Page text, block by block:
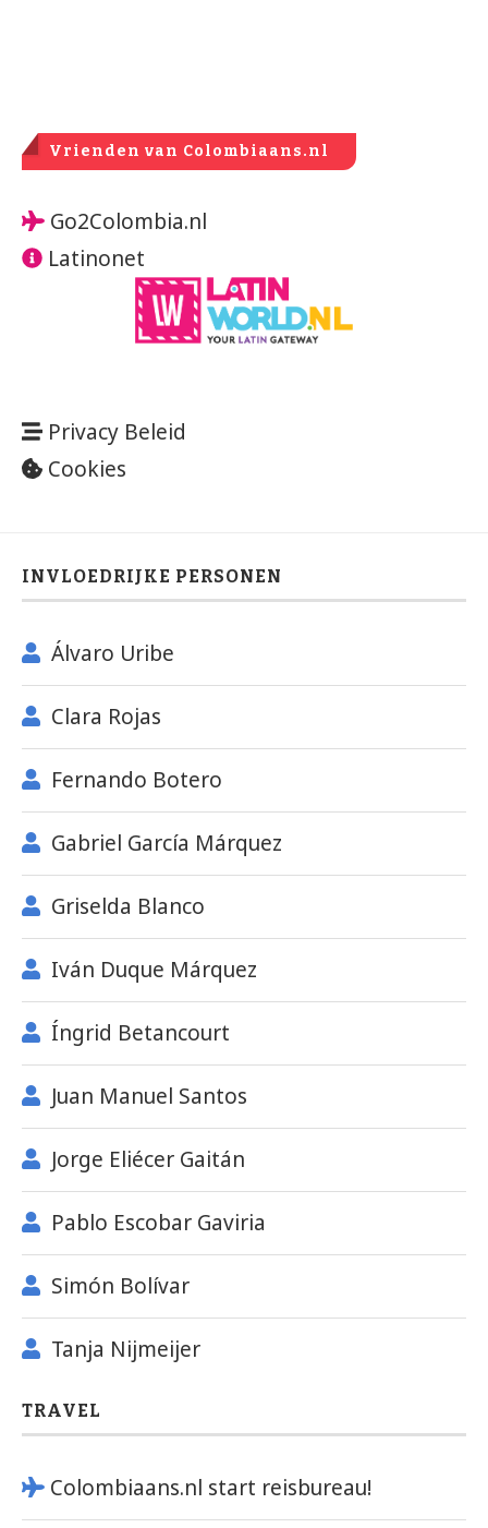
Vrienden van Colombiaans.nl
Go2Colombia.nl
Latinonet
Privacy Beleid
Cookies
INVLOEDRIJKE PERSONEN
Álvaro Uribe
Clara Rojas
Fernando Botero
Gabriel García Márquez
Griselda Blanco
Iván Duque Márquez
Íngrid Betancourt
Juan Manuel Santos
Jorge Eliécer Gaitán
Pablo Escobar Gaviria
Simón Bolívar
Tanja Nijmeijer
TRAVEL
Colombiaans.nl start reisbureau!